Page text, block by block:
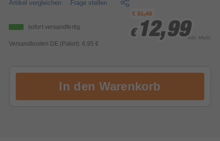
Artikel vergleichen Frage stellen
sofort versandfertig
Versandkosten DE (Paket): 6,95 €
€31,49
€ 12,99
€ 12,99
€ 12,99inkl. MwSt.